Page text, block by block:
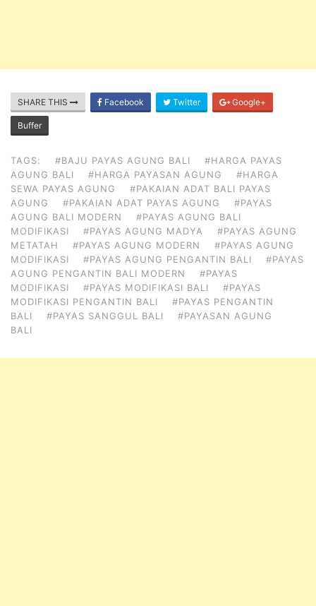
SHARE THIS Facebook Twitter Google+
Buffer
TAGS: #BAJU PAYAS AGUNG BALI
#HARGA PAYAS
AGUNG BALI
#HARGA PAYASAN AGUNG
#HARGA
SEWA PAYAS AGUNG
#PAKAIAN ADAT BALI PAYAS
AGUNG
#PAKAIAN ADAT PAYAS AGUNG
#PAYAS
AGUNG BALI MODERN
#PAYAS AGUNG BALI
MODIFIKASI
#PAYAS AGUNG MADYA
#PAYAS AGUNG
METATAH
#PAYAS AGUNG MODERN
#PAYAS AGUNG
MODIFIKASI
#PAYAS AGUNG PENGANTIN BALI
#PAYAS
AGUNG PENGANTIN BALI MODERN
#PAYAS
MODIFIKASI
#PAYAS MODIFIKASI BALI
#PAYAS
MODIFIKASI PENGANTIN BALI
#PAYAS PENGANTIN
BALI
#PAYAS SANGGUL BALI
#PAYASAN AGUNG
BALI